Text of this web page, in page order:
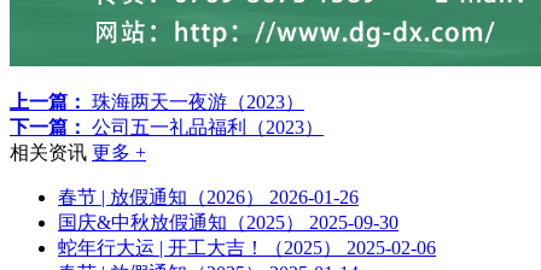
上一篇： 珠海两天一夜游（2023）
下一篇： 公司五一礼品福利（2023）
相关资讯 更多 +
春节 | 放假通知（2026） 2026-01-26
国庆&中秋放假通知（2025） 2025-09-30
蛇年行大运 | 开工大吉！（2025） 2025-02-06